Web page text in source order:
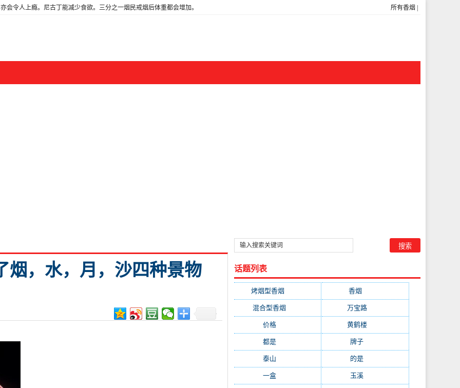
所有香烟
令人上瘾。尼古丁能减少食欲。三分之一烟民戒烟后体重都会增加。
烟，水，月，沙四种景物 话题列表
烤烟型香烟 香烟
混合型香烟 万宝路(331)
价格(319) 黄鹤楼(315)
都是(272) 牌子
泰山 的是
一盒(176) 玉溪